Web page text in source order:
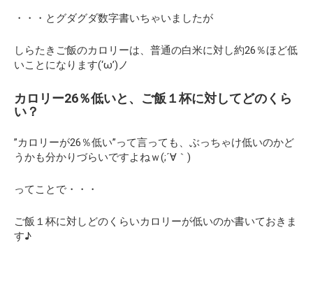
・・・とグダグダ数字書いちゃいましたが
しらたきご飯のカロリーは、普通の白米に対し約26％ほど低
いことになります(‘ω’)ノ
カロリー26％低いと、ご飯１杯に対してどのくら
い？
”カロリーが26％低い”って言っても、ぶっちゃけ低いのかど
うかも分かりづらいですよねｗ(;´∀｀)
ってことで・・・
ご飯１杯に対しどのくらいカロリーが低いのか書いておきま
す♪